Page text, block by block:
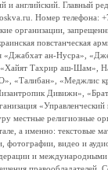
и английский. Главный
Номер телефона:
организации,
повстанческая
ан-Нусра»,
Тахрир аш-Шам»,
«Талибан», «Меджлис
Дивижн»,
местные религиозные
а именно: текстовые
фотографии, видео и
и